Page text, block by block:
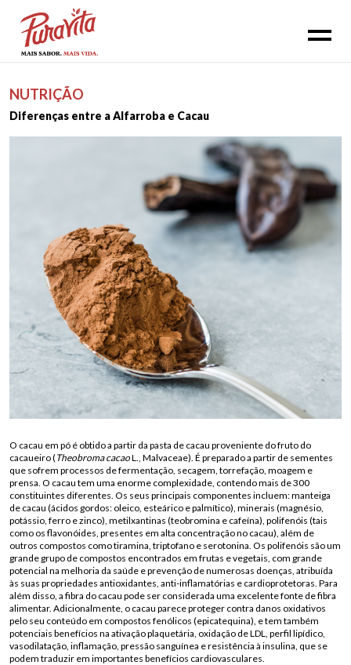
NUTRIÇÃO
Diferenças entre a Alfarroba e Cacau
O cacau em pó é obtido a partir da pasta de cacau proveniente do fruto do
cacaueiro (Theobroma cacaoL., Malvaceae). É preparado a partir de sementes
que sofrem processos de fermentação, secagem, torrefação, moagem e
prensa. O cacau tem uma enorme complexidade, contendo mais de 300
constituintes diferentes. Os seus principais componentes incluem: manteiga
de cacau (ácidos gordos: oleico, esteárico e palmítico), minerais (magnésio,
potássio, ferro e zinco), metilxantinas (teobromina e cafeína), polifenóis (tais
como os flavonóides, presentes em alta concentração no cacau), além de
outros compostos como tiramina, triptofano e serotonina. Os polifenóis são um
grande grupo de compostos encontrados em frutas e vegetais, com grande
potencial na melhoria da saúde e prevenção de numerosas doenças, atribuída
às suas propriedades antioxidantes, anti-inflamatórias e cardioprotetoras. Para
além disso, a fibra do cacau pode ser considerada uma excelente fonte de fibra
alimentar. Adicionalmente, o cacau parece proteger contra danos oxidativos
pelo seu conteúdo em compostos fenólicos (epicatequina), e tem também
potenciais benefícios na ativação plaquetária, oxidação de LDL, perfil lipídico,
vasodilatação, inflamação, pressão sanguínea e resistência à insulina, que se
podem traduzir em importantes benefícios cardiovasculares.